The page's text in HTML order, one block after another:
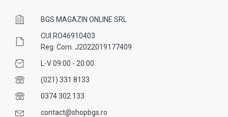
BGS MAGAZIN ONLINE SRL
CUI RO46910403
Reg. Com. J2022019177409
L-V 09:00 - 20:00
(021) 331 8133
0374 302 133
contact@shopbgs.ro